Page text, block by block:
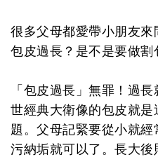
很多父母都愛帶小朋友
包皮過長？是不是要做割
「包皮過長」無罪！過
世經典大衛像的包皮就
題。父母記緊要從小就
污納垢就可以了。長大